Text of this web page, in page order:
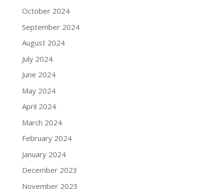
October 2024
September 2024
August 2024
July 2024
June 2024
May 2024
April 2024
March 2024
February 2024
January 2024
December 2023
November 2023